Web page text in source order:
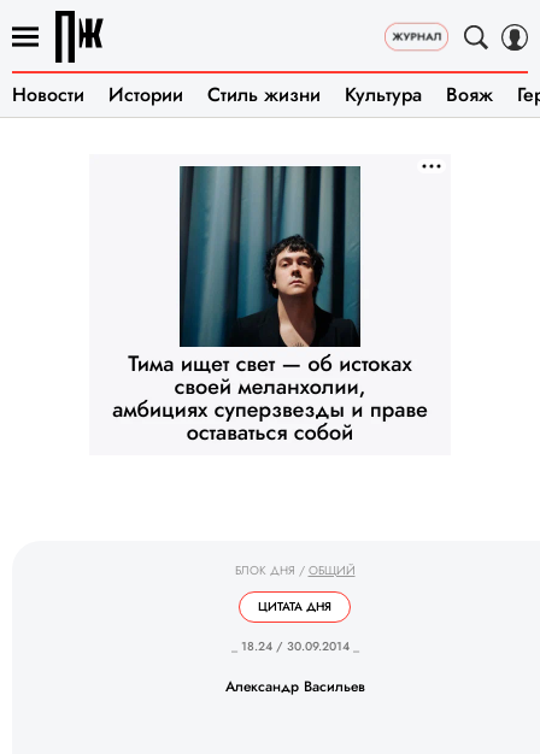
Новости Истории Стиль жизни Культура Вояж
БЛОК ДНЯ / ОБЩИЙ
ЦИТАТА ДНЯ
_ 18.24 / 30.09.2014 _
Александр Васильев